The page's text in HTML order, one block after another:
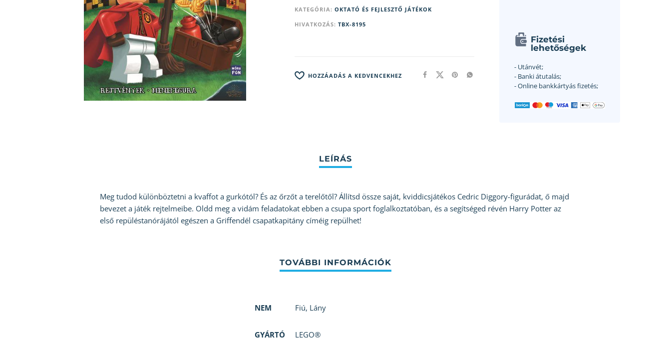
KATEGÓRIA: OKTATÓ ÉS FEJLESZTŐ JÁTÉKOK
HIVATKOZÁS: TBX-8195
HOZZÁADÁS A KEDVENCEKHEZ
Fizetési
lehetőségek
- Utánvét;
- Banki átutalás;
- Online bankkártyás fizetés;
Meg tudod különböztetni a kvaffot a gurkótól? És az őrzőt a terelőtől? Állítsd össze saját, kviddicsjátékos Cedric Diggory-figurádat, ő majd
bevezet a játék rejtelmeibe. Oldd meg a vidám feladatokat ebben a csupa sport foglalkoztatóban, és a segítséged révén Harry Potter az
első repüléstanórájától egészen a Griffendél csapatkapitány címéig repülhet!
NEM Fiú, Lány
GYÁRTÓ LEGO®